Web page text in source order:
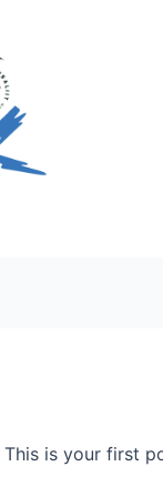
This is your first